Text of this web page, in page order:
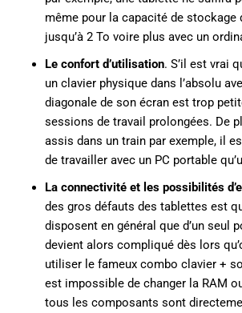
même pour la capacité de stockage
jusqu’à 2 To voire plus avec un
Le confort d’utilisation. S’il est vrai
un clavier physique dans l’absolu
diagonale de son écran est trop
sessions de travail prolongées. De
assis dans un train par exemple, il
de travailler avec un PC portable
La connectivité et les possibilités
des gros défauts des tablettes est
disposent en général que d’un seul
devient alors compliqué dès lors
utiliser le fameux combo clavier +
est impossible de changer la RAM
tous les composants sont